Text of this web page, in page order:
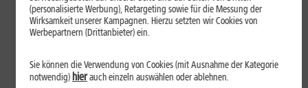
(personalisierte Werbung), Retargeting sowie für die Messung der
Wirksamkeit unserer Kampagnen. Hierzu setzten wir Cookies von
Werbepartnern (Drittanbieter) ein.
Sie können die Verwendung von Cookies (mit Ausnahme der Kategorie
notwendig) hierauch einzeln auswählen oder ablehnen.